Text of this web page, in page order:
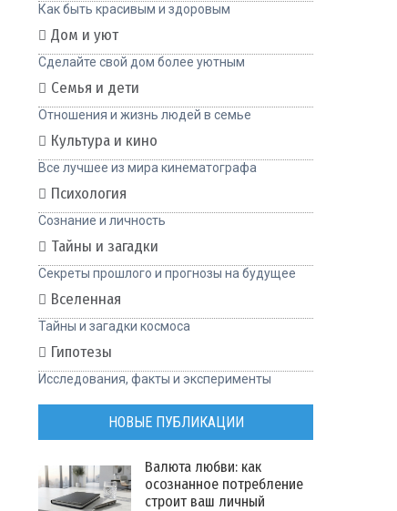
Как быть красивым и здоровым
Дом и уют
Сделайте свой дом более уютным
Семья и дети
Отношения и жизнь людей в семье
Культура и кино
Все лучшее из мира кинематографа
Психология
Сознание и личность
Тайны и загадки
Секреты прошлого и прогнозы на будущее
Вселенная
Тайны и загадки космоса
Гипотезы
Исследования, факты и эксперименты
НОВЫЕ ПУБЛИКАЦИИ
Валюта любви: как
осознанное потребление
строит ваш личный